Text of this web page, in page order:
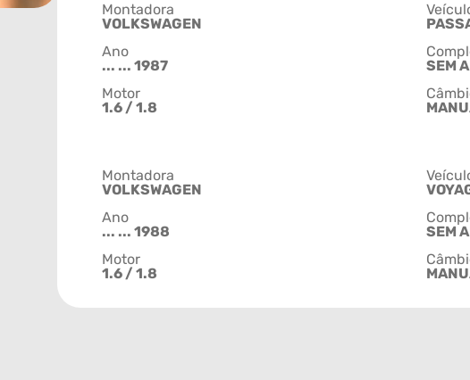
Montadora
VOLKSWAGEN
Ano
... ... 1987
SEM
Motor
1.6 / 1.8
Montadora
VOLKSWAGEN
Ano
... ... 1988
SEM
Motor
1.6 / 1.8